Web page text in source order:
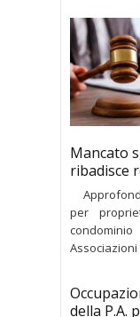
Mancato
ribadisce
per
Associazioni
della P.A.